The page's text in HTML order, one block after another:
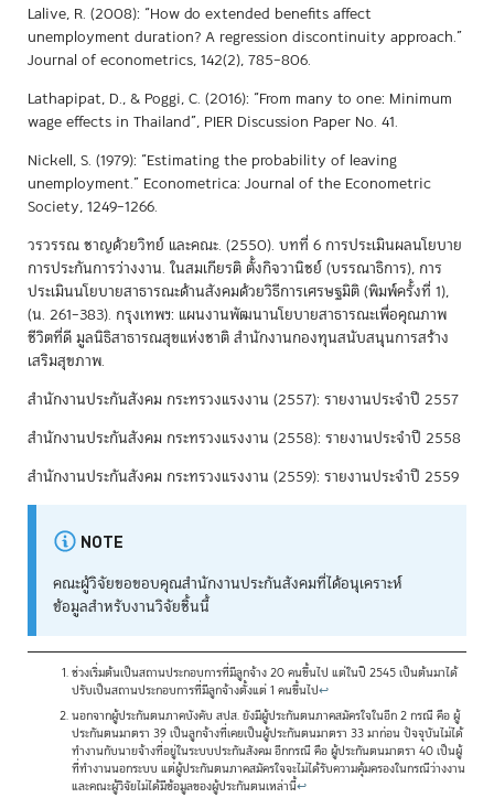
Lalive, R. (2008): “How do extended benefits affect
unemployment duration? A regression discontinuity approach.”
Journal of econometrics, 142(2), 785–806.
Lathapipat, D., & Poggi, C. (2016): “From many to one: Minimum
wage effects in Thailand”, PIER Discussion Paper No. 41.
Nickell, S. (1979): “Estimating the probability of leaving
unemployment.” Econometrica: Journal of the Econometric
Society, 1249–1266.
วรวรรณ ชาญด้วยวิทย์ และคณะ. (2550). บทที่ 6 การประเมินผลนโยบาย
การประกันการว่างงาน. ในสมเกียรติ ตั้งกิจวานิชย์ (บรรณาธิการ), การ
ประเมินนโยบายสาธารณะด้านสังคมด้วยวิธีการเศรษฐมิติ (พิมพ์ครั้งที่ 1),
(น. 261–383). กรุงเทพฯ: แผนงานพัฒนานโยบายสาธารณะเพื่อคุณภาพ
ชีวิตที่ดี มูลนิธิสาธารณสุขแห่งชาติ สำนักงานกองทุนสนับสนุนการสร้าง
เสริมสุขภาพ.
สำนักงานประกันสังคม กระทรวงแรงงาน (2557): รายงานประจำปี 2557
สำนักงานประกันสังคม กระทรวงแรงงาน (2558): รายงานประจำปี 2558
สำนักงานประกันสังคม กระทรวงแรงงาน (2559): รายงานประจำปี 2559
NOTE
คณะผู้วิจัยขอขอบคุณสำนักงานประกันสังคมที่ได้อนุเคราะห์
ข้อมูลสำหรับงานวิจัยชิ้นนี้
ช่วงเริ่มต้นเป็นสถานประกอบการที่มีลูกจ้าง 20 คนขึ้นไป แต่ในปี 2545 เป็นต้นมาได้
ปรับเป็นสถานประกอบการที่มีลูกจ้างตั้งแต่ 1 คนขึ้นไป↩
นอกจากผู้ประกันตนภาคบังคับ สปส. ยังมีผู้ประกันตนภาคสมัครใจในอีก 2 กรณี คือ ผู้
ประกันตนมาตรา 39 เป็นลูกจ้างที่เคยเป็นผู้ประกันตนมาตรา 33 มาก่อน ปัจจุบันไม่ได้
ทำงานกับนายจ้างที่อยู่ในระบบประกันสังคม อีกกรณี คือ ผู้ประกันตนมาตรา 40 เป็นผู้
ที่ทำงานนอกระบบ แต่ผู้ประกันตนภาคสมัครใจจะไม่ได้รับความคุ้มครองในกรณีว่างงาน
และคณะผู้วิจัยไม่ได้มีข้อมูลของผู้ประกันตนเหล่านี้↩